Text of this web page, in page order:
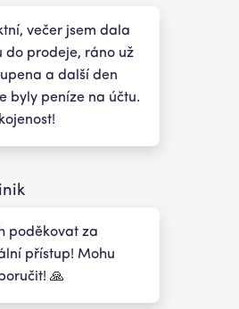
večer jsem dala
do prodeje, ráno už
a další den
byly peníze na účtu.
poděkovat za
přístup! Mohu
🙏